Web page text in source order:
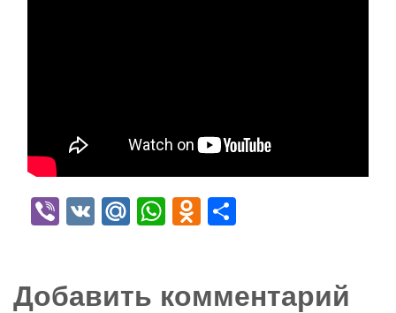
Viber
VK Mail.Ru
WhatsApp
Odnoklassniki
Добавить комментарий